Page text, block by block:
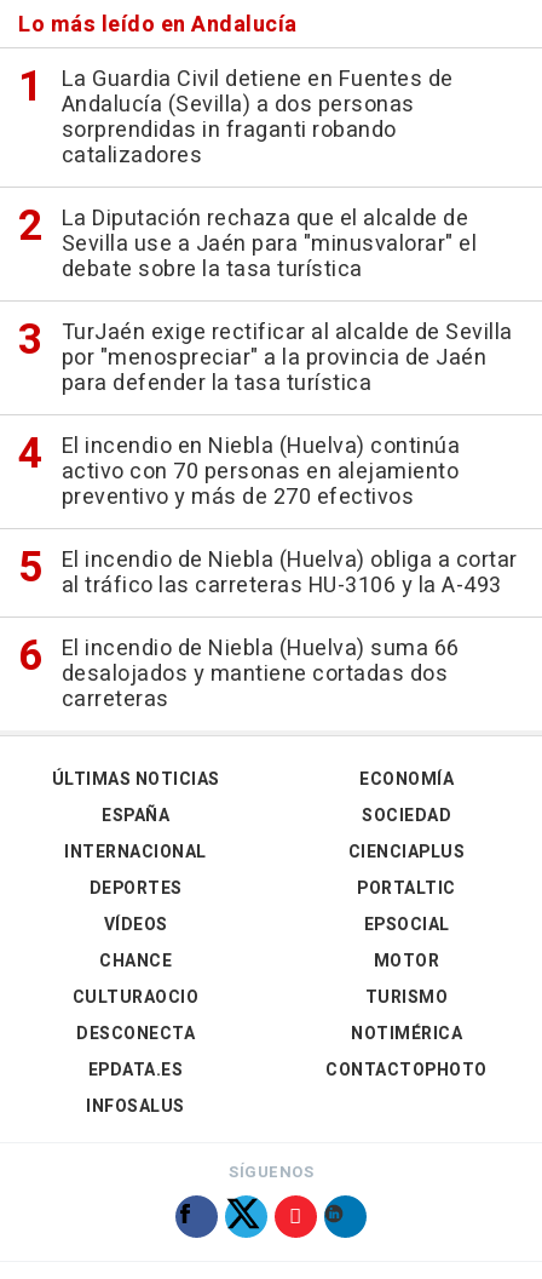
Lo más leído en Andalucía
La Guardia Civil detiene en Fuentes de
Andalucía (Sevilla) a dos personas
sorprendidas in fraganti robando
catalizadores
La Diputación rechaza que el alcalde de
Sevilla use a Jaén para "minusvalorar" el
debate sobre la tasa turística
TurJaén exige rectificar al alcalde de Sevilla
por "menospreciar" a la provincia de Jaén
para defender la tasa turística
El incendio en Niebla (Huelva) continúa
activo con 70 personas en alejamiento
preventivo y más de 270 efectivos
El incendio de Niebla (Huelva) obliga a cortar
al tráfico las carreteras HU-3106 y la A-493
El incendio de Niebla (Huelva) suma 66
desalojados y mantiene cortadas dos
carreteras
ÚLTIMAS NOTICIAS
ESPAÑA
INTERNACIONAL
DEPORTES
VÍDEOS
ECONOMÍA
SOCIEDAD
CIENCIAPLUS
PORTALTIC
EPSOCIAL
CHANCE
CULTURAOCIO
DESCONECTA
EPDATA.ES
INFOSALUS
MOTOR
TURISMO
NOTIMÉRICA
CONTACTOPHOTO
SÍGUENOS